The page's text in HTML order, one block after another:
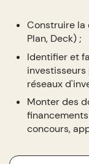
Construire la
Plan, Deck) ;
Identifier et
investisseurs
réseaux
Monter des
concours,